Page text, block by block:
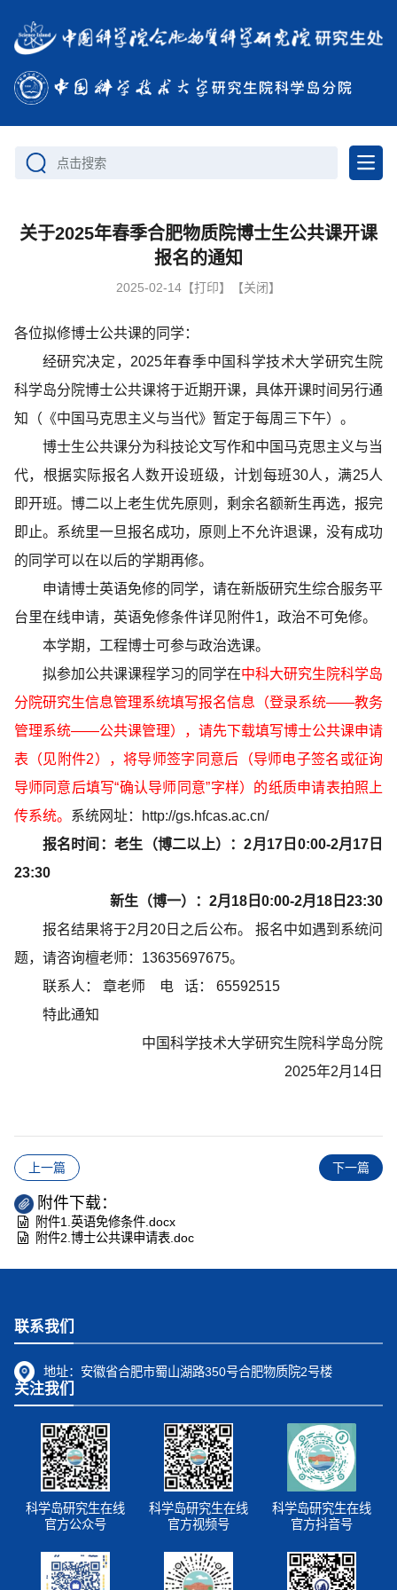
点击搜索
关于2025年春季合肥物质院博士生公共课开课
报名的通知
2025-02-14 【打印】 【关闭】
各位拟修博士公共课的同学：
经研究决定，2025年春季中国科学技术大学研究生院
科学岛分院博士公共课将于近期开课，具体开课时间另行通
知（《中国马克思主义与当代》暂定于每周三下午）。
博士生公共课分为科技论文写作和中国马克思主义与当
代，根据实际报名人数开设班级，计划每班30人，满25人
即开班。博二以上老生优先原则，剩余名额新生再选，报完
即止。系统里一旦报名成功，原则上不允许退课，没有成功
的同学可以在以后的学期再修。
申请博士英语免修的同学，请在新版研究生综合服务平
台里在线申请，英语免修条件详见附件1，政治不可免修。
本学期，工程博士可参与政治选课。
拟参加公共课课程学习的同学在中科大研究生院科学岛
分院研究生信息管理系统填写报名信息（登录系统——教务
管理系统——公共课管理），请先下载填写博士公共课申请
表（见附件2），将导师签字同意后（导师电子签名或征询
导师同意后填写“确认导师同意”字样）的纸质申请表拍照上
传系统。 系统网址：http://gs.hfcas.ac.cn/
报名时间：老生（博二以上）：2月17日0:00-2月17日
23:30
新生（博一）：2月18日0:00-2月18日23:30
报名结果将于2月20日之后公布。 报名中如遇到系统问
题，请咨询檀老师：13635697675。
联系人： 章老师
电 话： 65592515
特此通知
中国科学技术大学研究生院科学岛分院
2025年2月14日
上一篇 下一篇
附件下载：
附件1.英语免修条件.docx
附件2.博士公共课申请表.doc
联系我们
地址： 安徽省合肥市蜀山湖路350号合肥物质院2号楼
关注我们
科学岛研究生在线
官方公众号
科学岛研究生在线
官方视频号
科学岛研究生在线
官方抖音号